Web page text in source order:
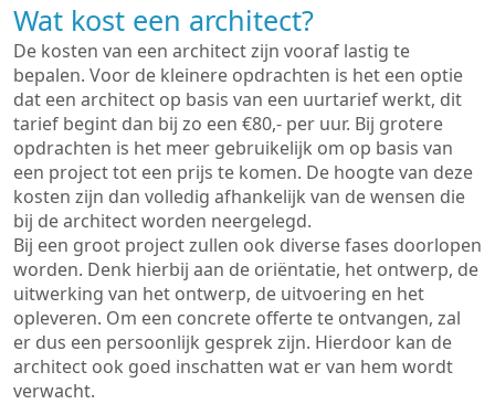
Wat kost een architect?
De kosten van een architect zijn vooraf lastig te
bepalen. Voor de kleinere opdrachten is het een optie
dat een architect op basis van een uurtarief werkt, dit
tarief begint dan bij zo een €80,- per uur. Bij grotere
opdrachten is het meer gebruikelijk om op basis van
een project tot een prijs te komen. De hoogte van deze
kosten zijn dan volledig afhankelijk van de wensen die
bij de architect worden neergelegd.
Bij een groot project zullen ook diverse fases doorlopen
worden. Denk hierbij aan de oriëntatie, het ontwerp, de
uitwerking van het ontwerp, de uitvoering en het
opleveren. Om een concrete offerte te ontvangen, zal
er dus een persoonlijk gesprek zijn. Hierdoor kan de
architect ook goed inschatten wat er van hem wordt
verwacht.